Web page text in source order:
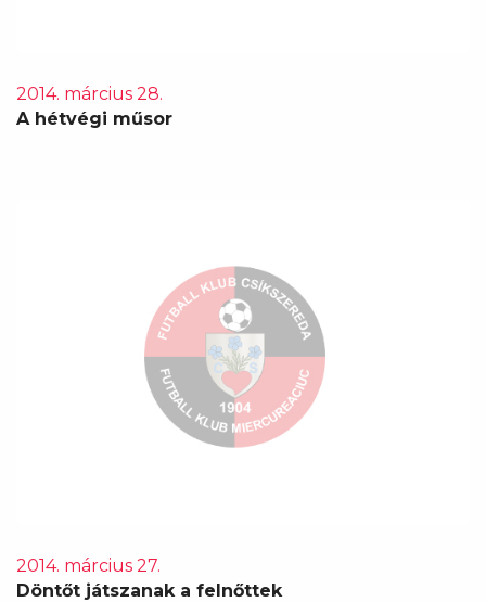
2014. március 28.
A hétvégi műsor
2014. március 27.
Döntőt játszanak a felnőttek